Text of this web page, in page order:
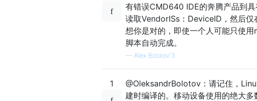
有错误CMD640 IDE的奔腾产品到
读取VendorISs：DeviceID，然后
想你是对的，即使一个人可能只使
脚本自动完成。
— Alex Bolotov'3
1
@OleksandrBolotov：请记住，
建时编译的。移动设备使用的绝大